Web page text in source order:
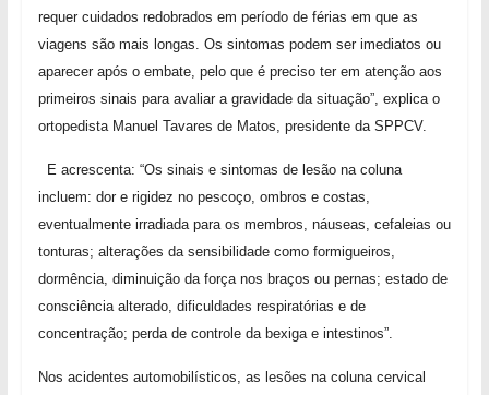
requer cuidados redobrados em período de férias em que as
viagens são mais longas. Os sintomas podem ser imediatos ou
aparecer após o embate, pelo que é preciso ter em atenção aos
primeiros sinais para avaliar a gravidade da situação”, explica o
ortopedista Manuel Tavares de Matos, presidente da SPPCV.
E acrescenta: “Os sinais e sintomas de lesão na coluna
incluem: dor e rigidez no pescoço, ombros e costas,
eventualmente irradiada para os membros, náuseas, cefaleias ou
tonturas; alterações da sensibilidade como formigueiros,
dormência, diminuição da força nos braços ou pernas; estado de
consciência alterado, dificuldades respiratórias e de
concentração; perda de controle da bexiga e intestinos”.
Nos acidentes automobilísticos, as lesões na coluna cervical